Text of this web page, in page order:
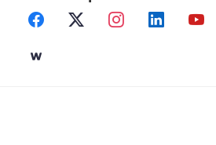
Merkezleri Birliği'nin 3'üncü